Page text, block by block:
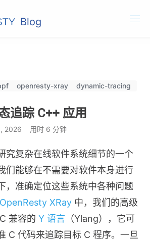
Blog
openresty-xray dynamic-tracing
追踪 C++ 应用
2026 用时 6 分钟
究复杂在线软件系统细节的一个
们能够在不需要对软件本身进行
，准确定位这些系统中各种问题
OpenResty XRay 中，我们的高级
兼容的 Y 语言 （Ylang），它可
C 代码来追踪目标 C 程序。一旦